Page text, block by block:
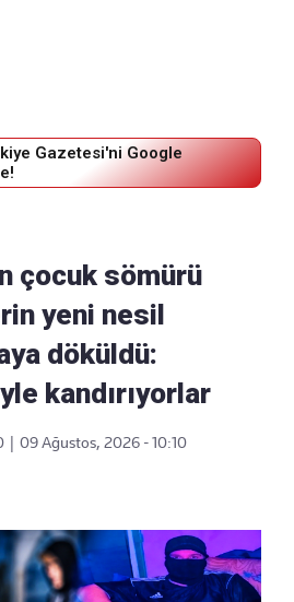
Gazetesi'ni Google
çocuk sömürü
yeni nesil
döküldü:
kandırıyorlar
09 Ağustos, 2026 - 10:10